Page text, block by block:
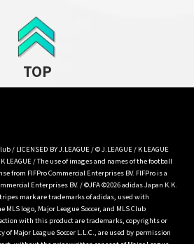
TOP
/ LICENSED BY J.LEAGUE / © J.LEAGUE / K LEAGUE
LEAGUE / The use of images and names of the football
from FIFPro Commercial Enterprises BV. FIFPro is a
Enterprises BV. / ©JFA ©2026 adidas Japan K.K.
mark are trademarks of adidas, used with
MLS logo, Major League Soccer, and MLS Club
with this product are trademarks, copyrights or
Major League Soccer L.L.C., are used by permission